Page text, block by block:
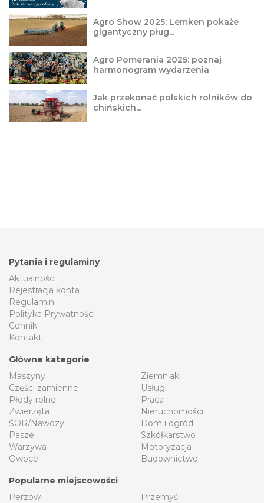
Agro Show 2025: Lemken pokaże
gigantyczny pług...
Agro Pomerania 2025: poznaj
harmonogram wydarzenia
Jak przekonać polskich rolników do
chińskich...
Pytania i regulaminy
Aktualności
Rejestracja konta
Regulamin
Polityka Prywatności
Cennik
Kontakt
Główne kategorie
Maszyny
Części zamienne
Płody rolne
Zwierzęta
ŚOR/Nawozy
Pasze
Warzywa
Owoce
Ziemniaki
Usługi
Praca
Nieruchomości
Dom i ogród
Szkółkarstwo
Motoryzacja
Budownictwo
Popularne miejscowości
Perzów
Przemyśl